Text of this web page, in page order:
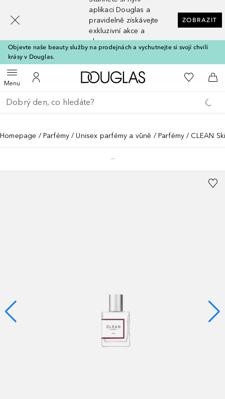
aplikaci Douglas a
pravidelně získávejte
exkluzivní akce a
slevy
ZOBRAZIT
Objevte naše beauty služby na prodejnách a vychutnejte si svojí chvíli
krásy v Douglas.
MenuOtevřít menuK mému účtu
Domů K mému
Do
Vraťte se
Proveďte vyhledávání
Homepage Parfémy Unisex parfémy a vůně Parfémy CLEAN
[navigation.slideout.screenreader]